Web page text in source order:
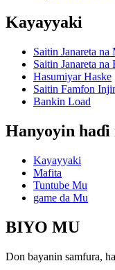
Kayayyaki
Saitin Janareta na
Saitin Janareta na
Hasumiyar Haske
Saitin Famfon
Bankin Load
Hanyoyin haɗi
Kayayyaki
Mafita
Tuntube Mu
game da Mu
BIYO MU
Don bayanin samfura,